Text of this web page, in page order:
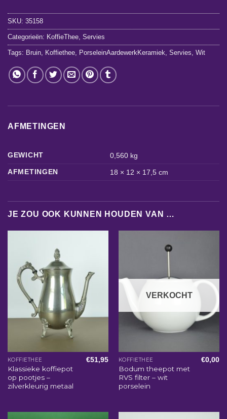
SKU: 35158
Categorieën: KoffieThee Servies
Tags: Bruin Koffiethee PorseleinAardewerkKeramiek Servies Wit
AFMETINGEN
GEWICHT
0,560 kg
AFMETINGEN
18 × 12 × 17,5 cm
JE ZOU OOK KUNNEN HOUDEN VAN …
KOFFIETHEE
Klassieke koffiepot
op pootjes –
zilverkleurig metaal
€51,95
VERKOCHT
KOFFIETHEE
Bodum theepot met
RVS filter – wit
porselein
€0,00